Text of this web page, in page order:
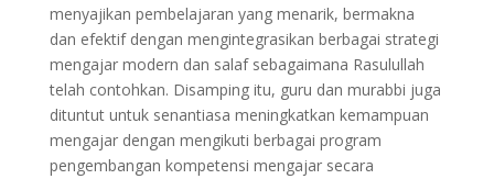
menyajikan pembelajaran yang menarik, bermakna
dan efektif dengan mengintegrasikan berbagai strategi
mengajar modern dan salaf sebagaimana Rasulullah
telah contohkan. Disamping itu, guru dan murabbi juga
dituntut untuk senantiasa meningkatkan kemampuan
mengajar dengan mengikuti berbagai program
pengembangan kompetensi mengajar secara